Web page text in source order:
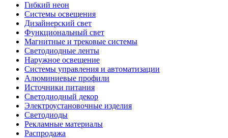
Гибкий неон
Системы освещения
Дизайнерский свет
Функциональный свет
Магнитные и трековые системы
Светодиодные ленты
Наружное освещение
Системы управления и автоматизации
Алюминиевые профили
Источники питания
Светодиодный декор
Электроустановочные изделия
Светодиоды
Рекламные материалы
Распродажа